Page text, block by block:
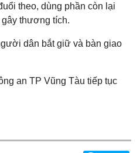
theo, dùng phần còn lại
thương tích.
dân bắt giữ và bàn giao
an TP Vũng Tàu tiếp tục